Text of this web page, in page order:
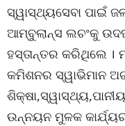
ସ୍ୱାସ୍ଥ୍ୟସେବା ପାଇଁ
ଆମ୍ବୁଲାନ୍ସ ଲଚଂକୁ
ହସ୍ତାନ୍ତର କରିଥିଲେ ।
କମିଶନର ସ୍ୱାଭିମାନ
ଉନ୍ନୟନ ମୁଳକ କାର୍ଯ୍ୟର